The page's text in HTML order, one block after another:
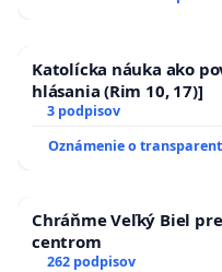
Katolícka náuka ako
hlásania (Rim 10, 17)]
3 podpisov
Oznámenie o
Chráňme Veľký Biel
centrom
262 podpisov